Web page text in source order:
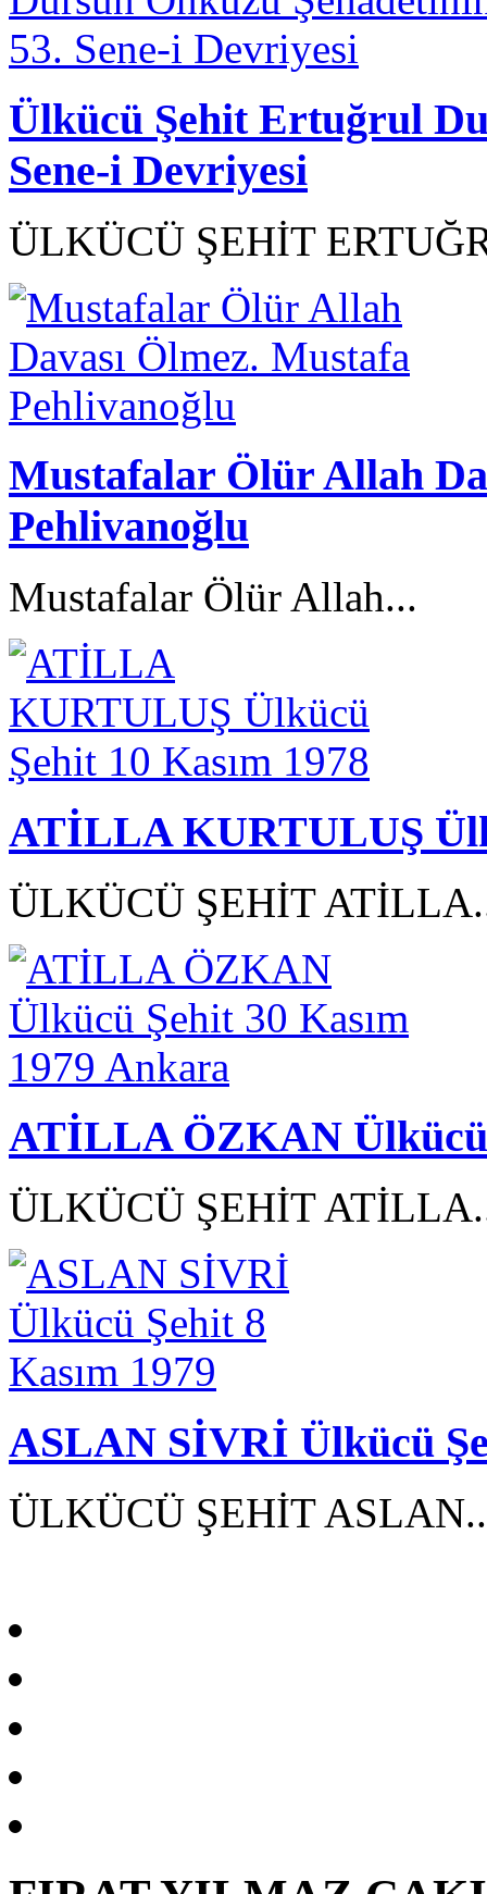
Ülkücü Şehit Ertuğrul
Sene-i Devriyesi
ÜLKÜCÜ ŞEHİT
Mustafalar Ölür Allah
Pehlivanoğlu
Mustafalar Ölür Allah...
ATİLLA KURTULUŞ
ÜLKÜCÜ ŞEHİT
ATİLLA ÖZKAN Ülkücü
ÜLKÜCÜ ŞEHİT
ASLAN SİVRİ Ülkücü
ÜLKÜCÜ ŞEHİT